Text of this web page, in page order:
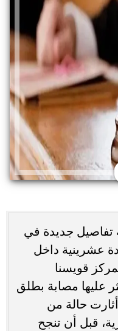
تفاصيل جديدة في
عشرينية داخل
قويسنا
عليها مصابة بطلق
حالة من
قبل أن تنجح